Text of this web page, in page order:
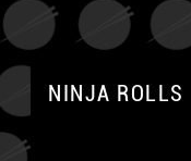
NINJA ROLLS